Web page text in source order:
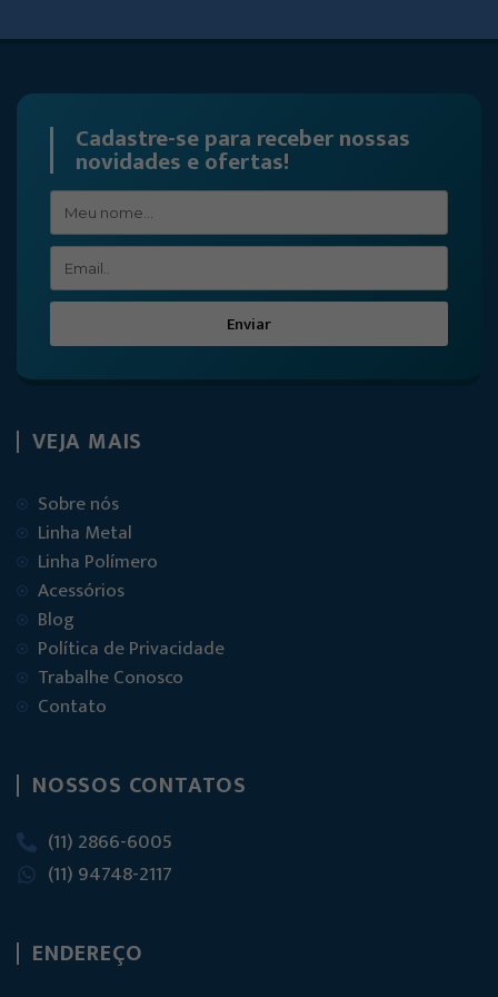
Cadastre-se para receber nossas
novidades e ofertas!
Enviar
VEJA MAIS
Sobre nós
Linha Metal
Linha Polímero
Acessórios
Blog
Política de Privacidade
Trabalhe Conosco
Contato
NOSSOS CONTATOS
(11) 2866-6005
(11) 94748-2117
ENDEREÇO